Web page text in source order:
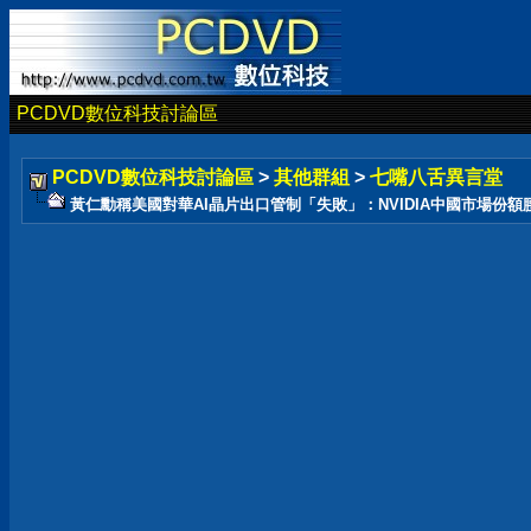
PCDVD數位科技討論區
PCDVD數位科技討論區 > 其他群組 > 七嘴八舌異言堂
黃仁勳稱美國對華AI晶片出口管制「失敗」：NVIDIA中國市場份額